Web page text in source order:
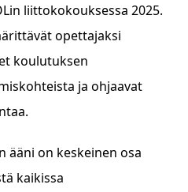
liittokokouksessa 2025.
opettajaksi
koulutuksen
ja ohjaavat
ääni on keskeinen osa
kaikissa